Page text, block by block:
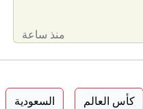
منذ ساعة
كأس العالم السعودية